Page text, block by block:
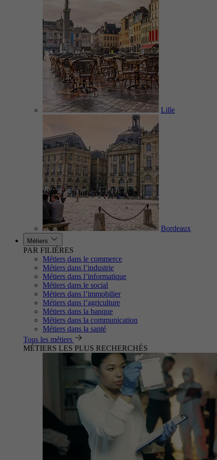
Lille
Bordeaux
Métiers
PAR FILIÈRES
Métiers dans le commerce
Métiers dans l’industrie
Métiers dans l’informatique
Métiers dans le social
Métiers dans l’immobilier
Métiers dans l’agriculture
Métiers dans la banque
Métiers dans la communication
Métiers dans la santé
Tous les métiers
MÉTIERS LES PLUS RECHERCHÉS